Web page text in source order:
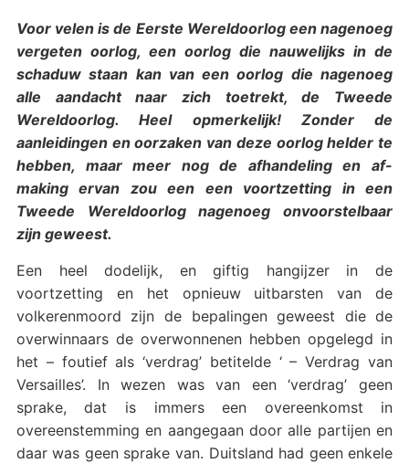
Voor velen is de Eerste Wereldoorlog een nagenoeg
vergeten oorlog, een oorlog die nauwelijks in de
schaduw staan kan van een oorlog die nagenoeg
alle aandacht naar zich toetrekt, de Tweede
Wereldoorlog. Heel opmerkelijk! Zonder de
aanleidingen en oorzaken van deze oorlog helder te
hebben, maar meer nog de afhandeling en af-
making ervan zou een een voortzetting in een
Tweede Wereldoorlog nagenoeg onvoorstelbaar
zijn geweest.
Een heel dodelijk, en giftig hangijzer in de
voortzetting en het opnieuw uitbarsten van de
volkerenmoord zijn de bepalingen geweest die de
overwinnaars de overwonnenen hebben opgelegd in
het – foutief als ‘verdrag’ betitelde ‘ – Verdrag van
Versailles’. In wezen was van een ‘verdrag’ geen
sprake, dat is immers een overeenkomst in
overeenstemming en aangegaan door alle partijen en
daar was geen sprake van. Duitsland had geen enkele